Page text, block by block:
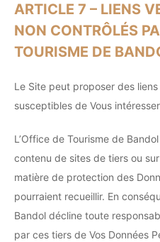
ARTICLE 7 – LIENS
NON CONTRÔLÉS
TOURISME DE
Le Site peut proposer des
susceptibles de Vous
L’Office de Tourisme de
contenu de sites de tiers ou
matière de protection des
pourraient recueillir. En
Bandol décline toute
par ces tiers de Vos Données